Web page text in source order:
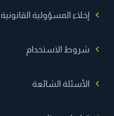
إخلاء المسؤولية القانونية
شروط الاستخدام
الأسئلة الشائعة